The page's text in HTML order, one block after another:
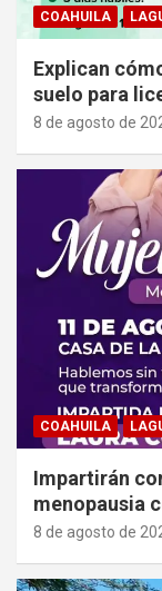
COAHUILA
Explican
suelo para
8 de agosto de
COAHUILA
Impartirán
menopausia
8 de agosto de